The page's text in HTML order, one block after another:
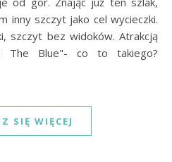
inny szczyt jako cel wycieczki.
szczyt bez widoków. Atrakcją
The Blue"- co to takiego?
SIĘ WIĘCEJ